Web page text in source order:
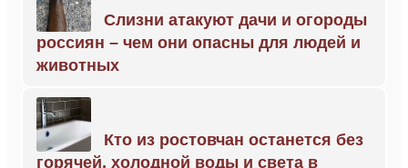
Слизни атакуют дачи и огороды
россиян – чем они опасны для людей и
животных
Кто из ростовчан останется без
горячей, холодной воды и света в